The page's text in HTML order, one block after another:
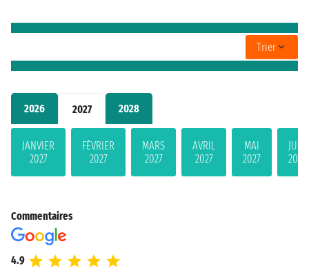
2026 2027 2028
JANVIER
2027
FÉVRIER
2027
MARS
2027
AVRIL
2027
MAI
2027
JUIN
2027
Trier
Commentaires
4.9